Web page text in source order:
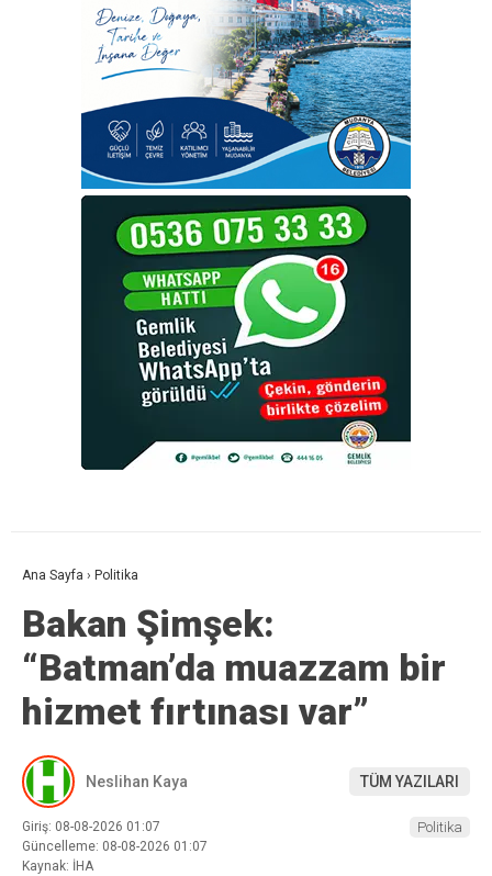
Ana Sayfa › Politika
Bakan Şimşek:
“Batman’da muazzam bir
hizmet fırtınası var”
Neslihan Kaya TÜM YAZILARI
Giriş: 08-08-2026 01:07
Güncelleme: 08-08-2026 01:07
Kaynak: İHA
Politika